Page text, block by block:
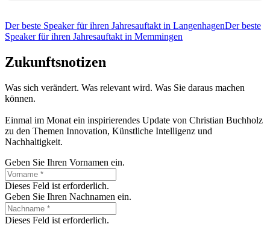
Der beste Speaker für ihren Jahresauftakt in LangenhagenDer beste
Speaker für ihren Jahresauftakt in Memmingen
Zukunftsnotizen
Was sich verändert. Was relevant wird. Was Sie daraus machen
können.
Einmal im Monat ein inspirierendes Update von Christian Buchholz
zu den Themen Innovation, Künstliche Intelligenz und
Nachhaltigkeit.
Geben Sie Ihren Vornamen ein.
Dieses Feld ist erforderlich.
Geben Sie Ihren Nachnamen ein.
Dieses Feld ist erforderlich.